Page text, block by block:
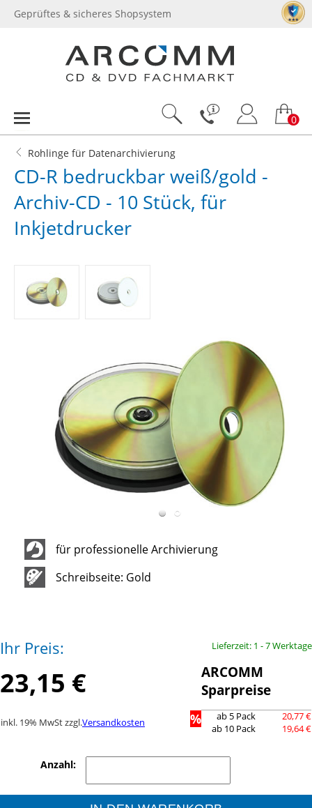
Geprüftes & sicheres Shopsystem
0
Rohlinge für Datenarchivierung
CD-R bedruckbar weiß/gold -
Archiv-CD - 10 Stück, für
Inkjetdrucker
für professionelle Archivierung
Schreibseite: Gold
Ihr Preis:
23,15 €
inkl. 19% MwSt zzgl.Versandkosten
Lieferzeit: 1 - 7 Werktage
ARCOMM
Sparpreise
% ab 5 Pack
20,77 €
ab 10 Pack
19,64 €
Anzahl: